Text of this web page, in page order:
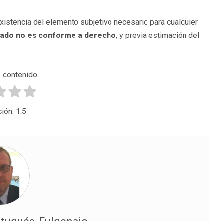
del elemento subjetivo necesario para cualquier
no es conforme a derecho, y previa estimación del
contenido.
1.5